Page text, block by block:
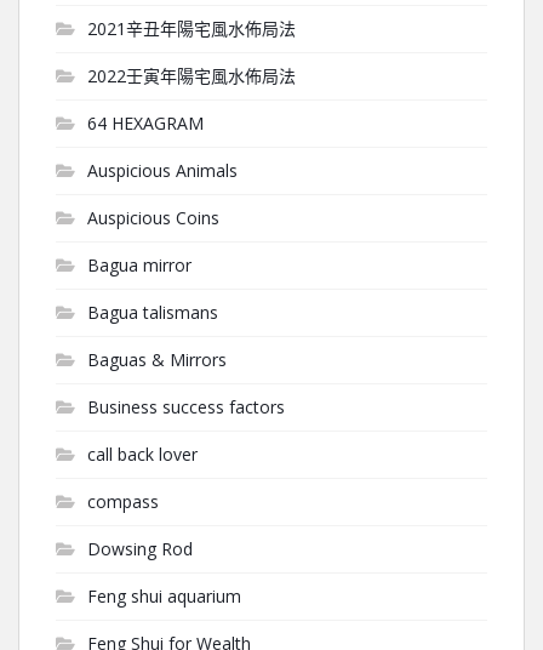
2021辛丑年陽宅風水佈局法
2022壬寅年陽宅風水佈局法
64 HEXAGRAM
Auspicious Animals
Auspicious Coins
Bagua mirror
Bagua talismans
Baguas & Mirrors
Business success factors
call back lover
compass
Dowsing Rod
Feng shui aquarium
Feng Shui for Wealth